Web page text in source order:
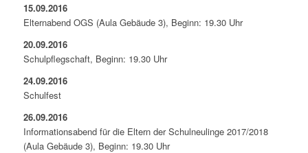
15.09.2016
Elternabend OGS (Aula Gebäude 3), Beginn: 19.30 Uhr
20.09.2016
Schulpflegschaft, Beginn: 19.30 Uhr
24.09.2016
Schulfest
26.09.2016
Informationsabend für die Eltern der Schulneulinge 2017/2018
(Aula Gebäude 3), Beginn: 19.30 Uhr